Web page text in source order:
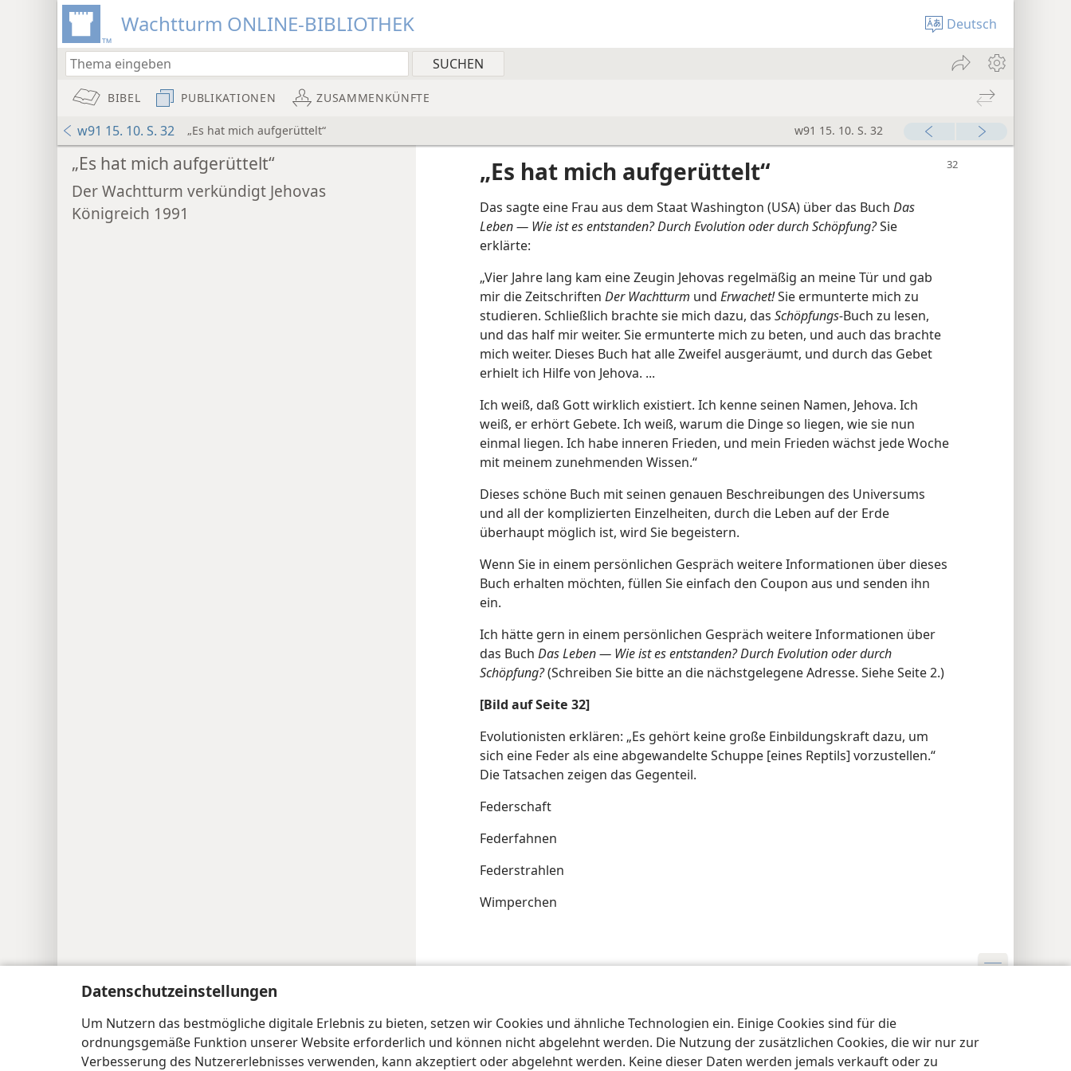
Datenschutzeinstellungen
Um Nutzern das bestmögliche digitale Erlebnis zu bieten, setzen wir Cookies und ähnliche Technologien ein. Einige Cookies sind für die
ordnungsgemäße Funktion unserer Website erforderlich und können nicht abgelehnt werden. Die Nutzung der zusätzlichen Cookies, die wir nur zur
Verbesserung des Nutzererlebnisses verwenden, kann akzeptiert oder abgelehnt werden. Keine dieser Daten werden jemals verkauft oder zu
Wachtturm ONLINE-BIBLIOTHEK Deutsch
BIBEL PUBLIKATIONEN ZUSAMMENKÜNFTE
w91 15. 10. S. 32 „Es hat mich aufgerüttelt“ w91 15. 10. S. 32
„Es hat mich aufgerüttelt“
Der Wachtturm verkündigt Jehovas
Königreich 1991
„Es hat mich aufgerüttelt“
Das sagte eine Frau aus dem Staat Washington (USA) über das Buch Das
Leben — Wie ist es entstanden? Durch Evolution oder durch Schöpfung?Sie
erklärte:
„Vier Jahre lang kam eine Zeugin Jehovas regelmäßig an meine Tür und gab
mir die Zeitschriften Der Wachtturm und Erwachet!Sie ermunterte mich zu
studieren. Schließlich brachte sie mich dazu, das Schöpfungs-Buch zu lesen,
und das half mir weiter. Sie ermunterte mich zu beten, und auch das brachte
mich weiter. Dieses Buch hat alle Zweifel ausgeräumt, und durch das Gebet
erhielt ich Hilfe von Jehova. ...
Ich weiß, daß Gott wirklich existiert. Ich kenne seinen Namen, Jehova. Ich
weiß, er erhört Gebete. Ich weiß, warum die Dinge so liegen, wie sie nun
einmal liegen. Ich habe inneren Frieden, und mein Frieden wächst jede Woche
mit meinem zunehmenden Wissen.“
Dieses schöne Buch mit seinen genauen Beschreibungen des Universums
und all der komplizierten Einzelheiten, durch die Leben auf der Erde
überhaupt möglich ist, wird Sie begeistern.
Wenn Sie in einem persönlichen Gespräch weitere Informationen über dieses
Buch erhalten möchten, füllen Sie einfach den Coupon aus und senden ihn
ein.
Ich hätte gern in einem persönlichen Gespräch weitere Informationen über
das Buch Das Leben — Wie ist es entstanden? Durch Evolution oder durch
Schöpfung?(Schreiben Sie bitte an die nächstgelegene Adresse. Siehe Seite 2.)
[Bild auf Seite 32]
Evolutionisten erklären: „Es gehört keine große Einbildungskraft dazu, um
sich eine Feder als eine abgewandelte Schuppe [eines Reptils] vorzustellen.“
Die Tatsachen zeigen das Gegenteil.
Federschaft
Federfahnen
Federstrahlen
Wimperchen
Copyright© 2026 Watch Tower Bible and Tract Society of Pennsylvania